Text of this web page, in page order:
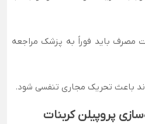
مصرف باید فوراً به پزشک مراجعه
باعث تحریک مجاری تنفسی شود.
پروپیلن کربنات